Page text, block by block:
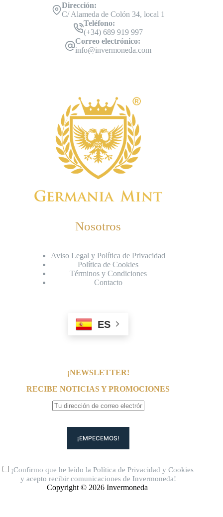
Dirección:
C/ Alameda de Colón 34, local 1
Teléfono:
(+34) 689 919 997
Correo electrónico:
info@invermoneda.com
Nosotros
Aviso Legal y Política de Privacidad
Política de Cookies
Términos y Condiciones
Contacto
ES
¡NEWSLETTER!
RECIBE NOTICIAS Y PROMOCIONES
¡Confirmo que he leído laPolítica de Privacidad yCookies
y acepto recibir comunicaciones de Invermoneda!
Copyright © 2026 Invermoneda